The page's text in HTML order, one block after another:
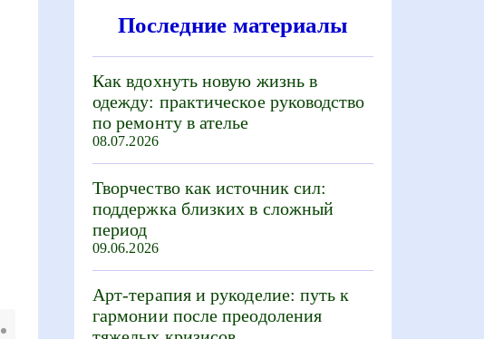
Последние материалы
Как вдохнуть новую жизнь в
одежду: практическое руководство
по ремонту в ателье
08.07.2026
Творчество как источник сил:
поддержка близких в сложный
период
09.06.2026
Арт-терапия и рукоделие: путь к
гармонии после преодоления